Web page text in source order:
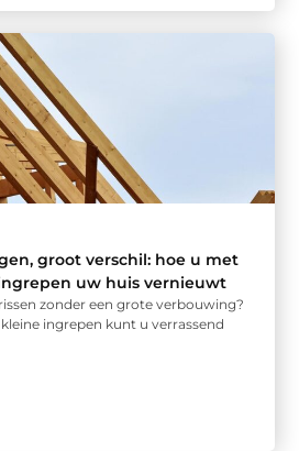
groot verschil: hoe u met
uw huis vernieuwt
zonder een grote verbouwing?
ingrepen kunt u verrassend